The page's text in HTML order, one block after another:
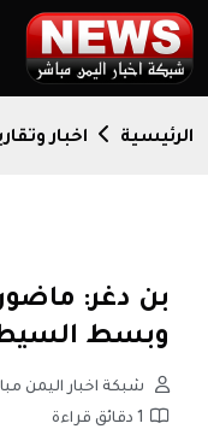
الرئيسية اخبار
بن دغر:
وبسط
شبكة اخبار اليمن
1 دقائق قراءة